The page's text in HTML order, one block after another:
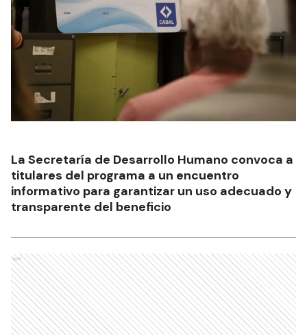
La Secretaría de Desarrollo Humano convoca a
titulares del programa a un encuentro
informativo para garantizar un uso adecuado y
transparente del beneficio
Ads